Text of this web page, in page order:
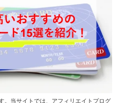
。当サイトでは、アフィリエイトプログ